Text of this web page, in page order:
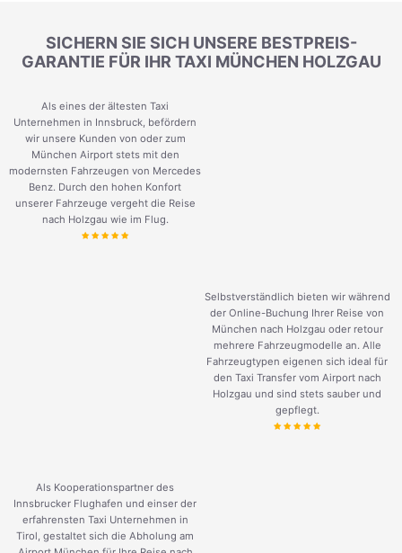
SICHERN SIE SICH UNSERE BESTPREIS-
GARANTIE FÜR IHR TAXI MÜNCHEN HOLZGAU
Als eines der ältesten Taxi
Unternehmen in Innsbruck, befördern
wir unsere Kunden von oder zum
München Airport stets mit den
modernsten Fahrzeugen von Mercedes
Benz. Durch den hohen Konfort
unserer Fahrzeuge vergeht die Reise
nach Holzgau wie im Flug.
Selbstverständlich bieten wir während
der Online-Buchung Ihrer Reise von
München nach Holzgau oder retour
mehrere Fahrzeugmodelle an. Alle
Fahrzeugtypen eigenen sich ideal für
den Taxi Transfer vom Airport nach
Holzgau und sind stets sauber und
gepflegt.
Als Kooperationspartner des
Innsbrucker Flughafen und einser der
erfahrensten Taxi Unternehmen in
Tirol, gestaltet sich die Abholung am